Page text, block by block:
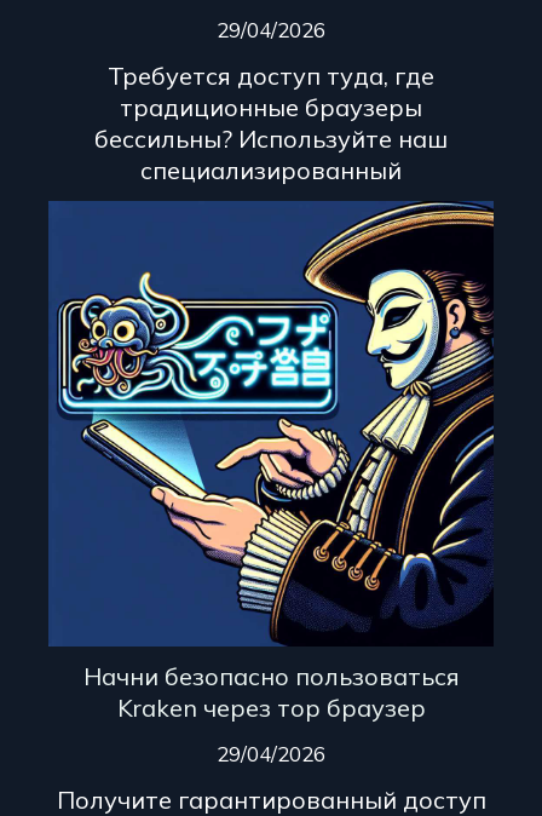
29/04/2026
Требуется доступ туда, где
традиционные браузеры
бессильны? Используйте наш
специализированный
Начни безопасно пользоваться
Kraken через тор браузер
29/04/2026
Получите гарантированный доступ